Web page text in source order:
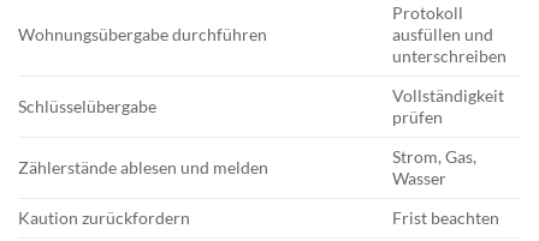
Wohnungsübergabe durchführen
Protokoll
ausfüllen und
unterschreiben
Schlüsselübergabe
Vollständigkeit
prüfen
Zählerstände ablesen und melden
Strom, Gas,
Wasser
Kaution zurückfordern
Frist beachten